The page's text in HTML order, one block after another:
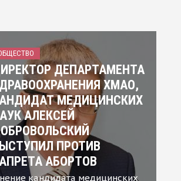
ДЕПАРТАМЕНТА
ХМАО,
МЕДИЦИНСКИХ
АЛЕКСЕЙ
ПРОТИВ
АБОРТОВ
кандидата медицинских